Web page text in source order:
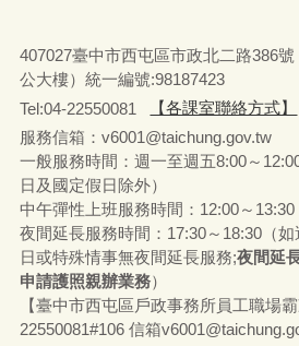
407027臺中市西屯區市政北二路386
公大樓）統一編號:98187423
Tel:04-22550081
【各課室聯絡方式】
服務信箱：v6001@taichung.gov.tw
一般服務時間：週一至週五8:00～
日及國定假日除外）
中午彈性上班服務時間：12:00～
夜間延長服務時間：17:30～18:30（
日或特殊情事無夜間延長服務;夜間延
申請護照親辦業務）
【臺中市西屯區戶政事務所員工職場
22550081#106 信箱